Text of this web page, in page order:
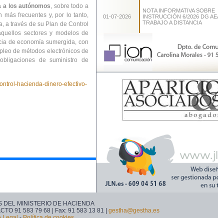
a los autónomos, sobre todo a
más frecuentes y, por lo tanto,
a través de su Plan de Control
sectores y modelos de
de economía sumergida, con
de métodos electrónicos de
de suministro de
hacienda-dinero-efectivo-
01-07-2026
NOTA INFORMATIVA SOBRE
INSTRUCCIÓN 6/2026 DG
TRABAJO A DISTANCIA
DEL MINISTERIO DE HACIENDA
91 583 79 68 | Fax: 91 583 13 81 | gestha@gestha.es